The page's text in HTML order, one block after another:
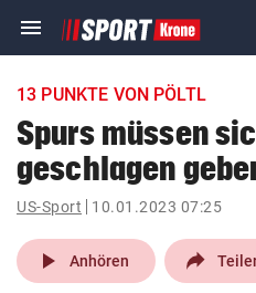
menu Navigation
ein-/ausklappen
account_circle Anmelden
pin_drop
Wien
13 PUNKTE VON PÖLTL
Spurs müssen
geschlagen
US-Sport 10.01.2023 07:25
play_arrow Anhören